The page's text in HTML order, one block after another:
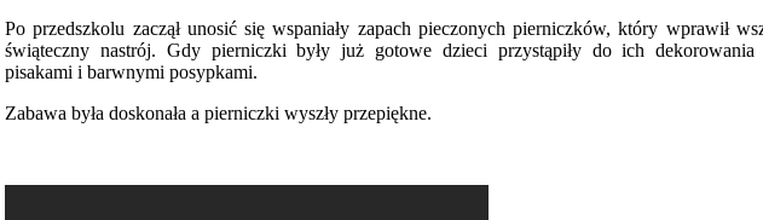
Po przedszkolu zaczął unosić się wspaniały zapach pieczonych pierniczków, który wprawił
świąteczny nastrój. Gdy pierniczki były już gotowe dzieci przystąpiły do ich
pisakami i barwnymi posypkami.
Zabawa była doskonała a pierniczki wyszły przepiękne.